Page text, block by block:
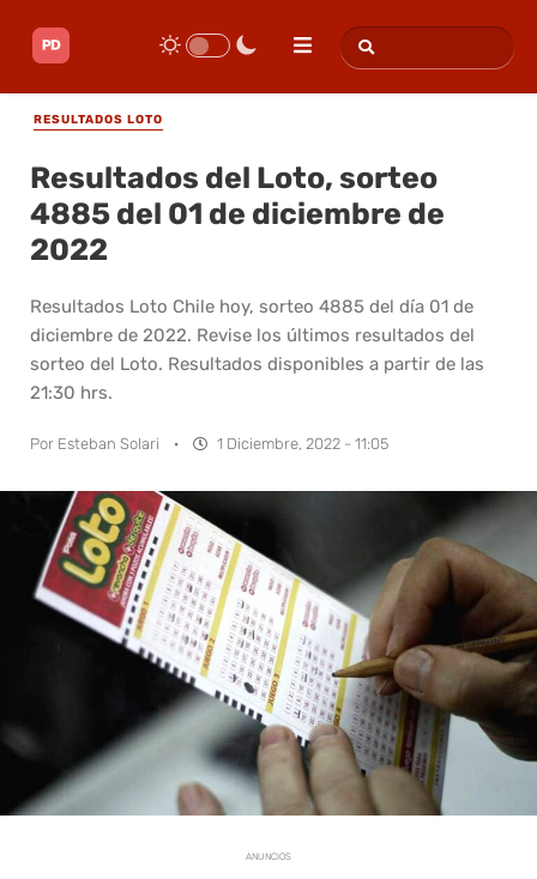
RESULTADOS LOTO
Resultados del Loto, sorteo
4885 del 01 de diciembre de
2022
Resultados Loto Chile hoy, sorteo 4885 del día 01 de
diciembre de 2022. Revise los últimos resultados del
sorteo del Loto. Resultados disponibles a partir de las
21:30 hrs.
Por Esteban Solari · 1 Diciembre, 2022 - 11:05
ANUNCIOS